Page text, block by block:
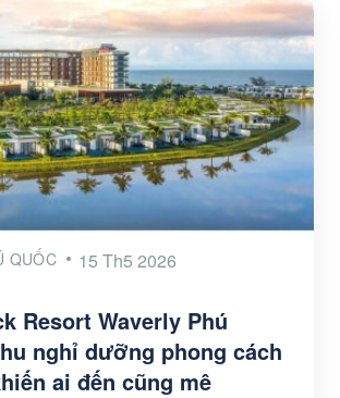
QUỐC 15 Th5 2026
Resort Waverly Phú
nghỉ dưỡng phong cách
ai đến cũng mê